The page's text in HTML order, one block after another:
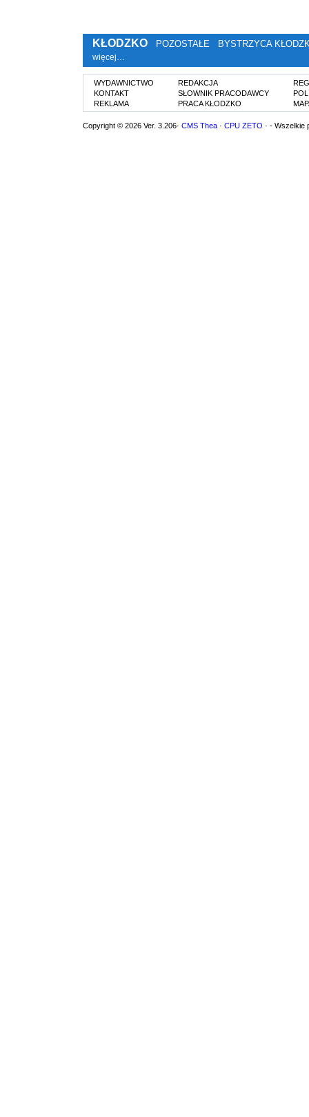
KŁODZKO POZOSTAŁE BYSTRZYCA
więcej…
WYDAWNICTWO
KONTAKT
REKLAMA
REDAKCJA
SŁOWNIK PRACODAWCY
PRACA KŁODZKO
Copyright © 2026 Ver. 3.206· CMS Thea · CPU ZETO · - Wszelkie